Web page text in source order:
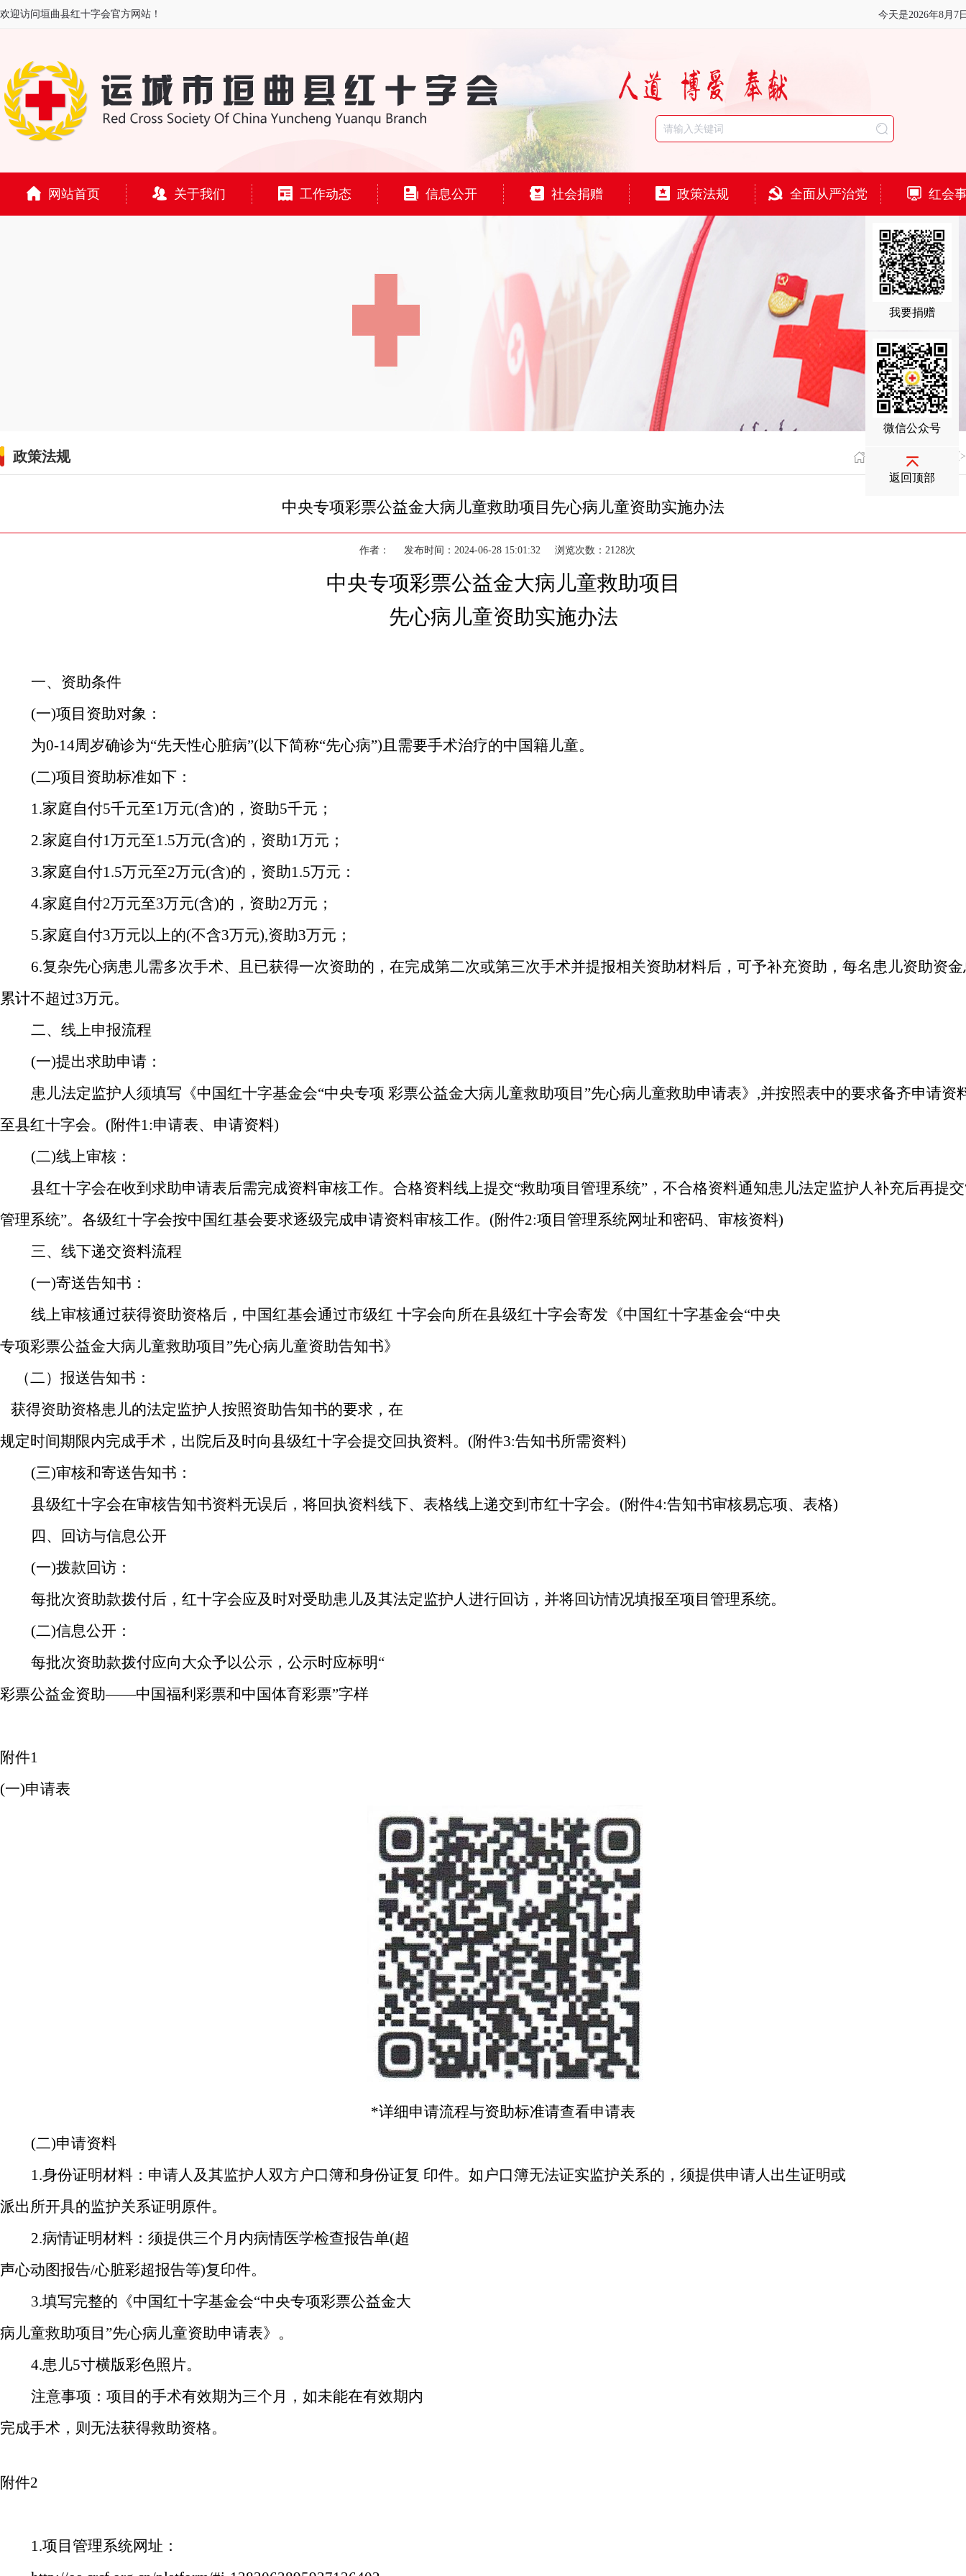
欢迎访问垣曲县红十字会官方网站！ 今天是2026年8月7
网站首页 关于我们 工作动态 信息公开 社会捐赠 政策法规 全面从严治党 红会
政策法规 您现在的位置： >
中央专项彩票公益金大病儿童救助项目先心病儿童资助实施办法
作者： 发布时间：2024-06-28 15:01:32 浏览次数：2128次
中央专项彩票公益金大病儿童救助项目
先心病儿童资助实施办法
一、资助条件
(一)项目资助对象：
为0-14周岁确诊为“先天性心脏病”(以下简称“先心病”)且需要手术治疗的中国籍儿童。
(二)项目资助标准如下：
1.家庭自付5千元至1万元(含)的，资助5千元；
2.家庭自付1万元至1.5万元(含)的，资助1万元；
3.家庭自付1.5万元至2万元(含)的，资助1.5万元：
4.家庭自付2万元至3万元(含)的，资助2万元；
5.家庭自付3万元以上的(不含3万元),资助3万元；
6.复杂先心病患儿需多次手术、且已获得一次资助的，在完成第二次或第三次手术并提报相关资助材料后，可予补充资助，每名患儿资助资
累计不超过3万元。
二、线上申报流程
(一)提出求助申请：
患儿法定监护人须填写《中国红十字基金会“中央专项 彩票公益金大病儿童救助项目”先心病儿童救助申请表》,并按照表中的要求备齐申请资
至县红十字会。(附件1:申请表、申请资料)
(二)线上审核：
县红十字会在收到求助申请表后需完成资料审核工作。合格资料线上提交“救助项目管理系统” ， 不合格资料通知患儿法定监护人补充后再提交
管理系统”。各级红十字会按中国红基会要求逐级完成申请资料审核工作。(附件2:项目管理系统网址和密码、审核资料)
三、线下递交资料流程
(一)寄送告知书 ：
线上审核通过获得资助资格后，中国红基会通过市级红 十字会向所在县级红十字会寄发《中国红十字基金会“中央
专项彩票公益金大病儿童救助项目”先心病儿童资助告知书》
（二） 报送告知书：
获得资助资格患儿的法定监护人按照资助告知书的要求，在
规定时间期限内完成手术，出院后及时向县级红十字会提交回执资料。 (附件3:告知书所需资料)
(三)审核和寄送告知书：
县级红十字会在审核告知书资料无误后，将回执资料线下、表格线上递交到市红十字会。 (附件4:告知书审核易忘项、表格)
四、回访与信息公开
(一)拨款回访：
每批次资助款拨付后，红十字会应及时对受助患儿及其法定监护人进行回访，并将回访情况填报至项目管理系统。
(二)信息公开：
每批次资助款拨付应向大众予以公示，公示时应标明“
彩票公益金资助——中国福利彩票和中国体育彩票”字样
附件1
(一)申请表
*详细申请流程与资助标准请查看申请表
(二)申请资料
1.身份证明材料：申请人及其监护人双方户口簿和身份证复 印件。如户口簿无法证实监护关系的，须提供申请人出生证明或
派出所开具的监护关系证明原件。
2.病情证明材料：须提供三个月内病情医学检查报告单(超
声心动图报告/心脏彩超报告等)复印件。
3.填写完整的《中国红十字基金会“中央专项彩票公益金大
病儿童救助项目”先心病儿童资助申请表》。
4.患儿5寸横版彩色照片。
注意事项：项目的手术有效期为三个月，如未能在有效期内
完成手术，则无法获得救助资格。
附件2
1.项目管理系统网址：
我要捐赠
微信公众号
返回顶部